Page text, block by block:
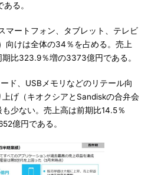
る。
マートフォン、タブレット、テレビ
向けは全体の34％を占める。売上
比323.9％増の3373億円である。
ド、USBメモリなどのリテール向
げ（キオクシアとSandiskの合弁会
少ない。売上高は前期比14.5％
億円である。